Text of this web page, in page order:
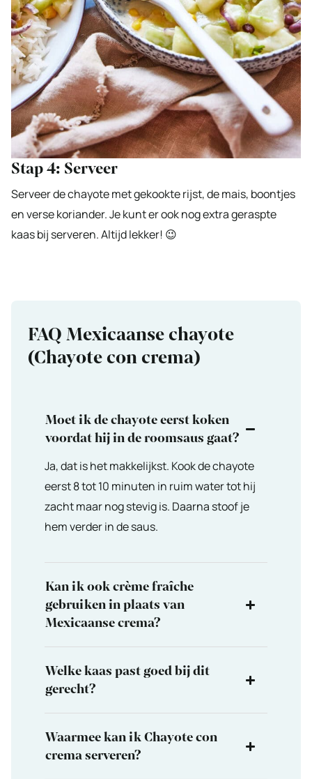
Stap 4: Serveer
Serveer de chayote met gekookte rijst, de mais, boontjes
en verse koriander. Je kunt er ook nog extra geraspte
kaas bij serveren. Altijd lekker! 😉
FAQ Mexicaanse chayote
(Chayote con crema)
Moet ik de chayote eerst koken
voordat hij in de roomsaus gaat?
Ja, dat is het makkelijkst. Kook de chayote
eerst 8 tot 10 minuten in ruim water tot hij
zacht maar nog stevig is. Daarna stoof je
hem verder in de saus.
Kan ik ook crème fraîche
gebruiken in plaats van
Mexicaanse crema?
Welke kaas past goed bij dit
gerecht?
Waarmee kan ik Chayote con
crema serveren?